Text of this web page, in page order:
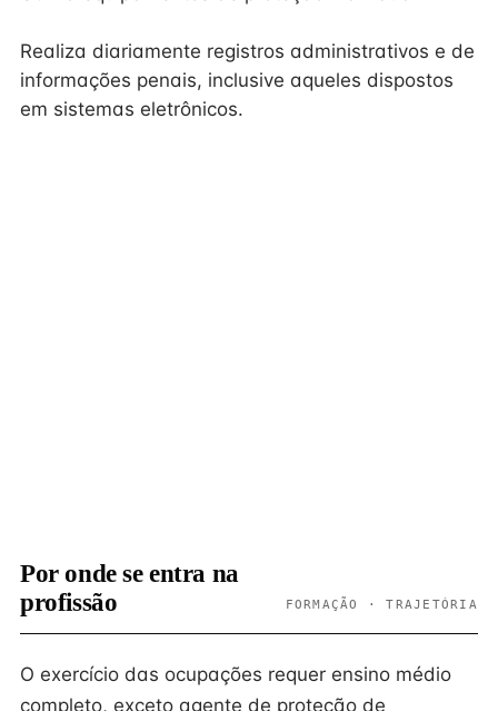
Realiza diariamente registros administrativos e de
informações penais, inclusive aqueles dispostos
em sistemas eletrônicos.
Por onde se entra na
profissão
FORMAÇÃO · TRAJETÓRIA
O exercício das ocupações requer ensino médio
completo, exceto agente de proteção de